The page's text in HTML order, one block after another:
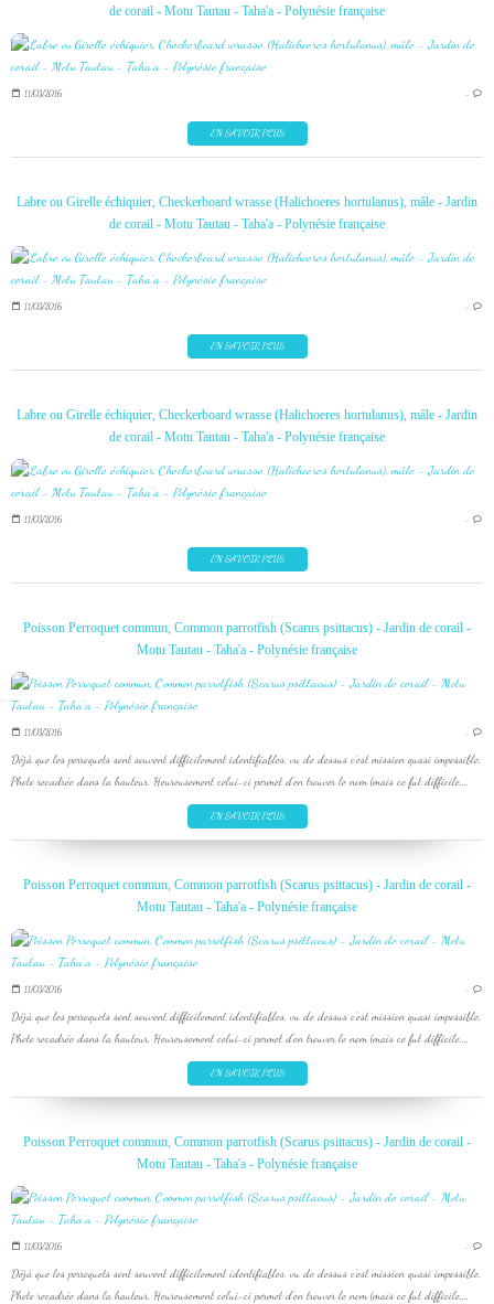
de corail - Motu Tautau - Taha'a - Polynésie française
11/03/2016 …
EN SAVOIR PLUS
Labre ou Girelle échiquier, Checkerboard wrasse (Halichoeres hortulanus), mâle - Jardin
de corail - Motu Tautau - Taha'a - Polynésie française
11/03/2016 …
EN SAVOIR PLUS
Labre ou Girelle échiquier, Checkerboard wrasse (Halichoeres hortulanus), mâle - Jardin
de corail - Motu Tautau - Taha'a - Polynésie française
11/03/2016 …
EN SAVOIR PLUS
Poisson Perroquet commun, Common parrotfish (Scarus psittacus) - Jardin de corail -
Motu Tautau - Taha'a - Polynésie française
11/03/2016 …
Déjà que les perroquets sont souvent difficilement identifiables, vu de dessus c'est mission quasi impossible.
Photo recadrée dans la hauteur. Heureusement celui-ci permet d'en trouver le nom (mais ce fut difficile,...
EN SAVOIR PLUS
Poisson Perroquet commun, Common parrotfish (Scarus psittacus) - Jardin de corail -
Motu Tautau - Taha'a - Polynésie française
11/03/2016 …
Déjà que les perroquets sont souvent difficilement identifiables, vu de dessus c'est mission quasi impossible.
Photo recadrée dans la hauteur. Heureusement celui-ci permet d'en trouver le nom (mais ce fut difficile,...
EN SAVOIR PLUS
Poisson Perroquet commun, Common parrotfish (Scarus psittacus) - Jardin de corail -
Motu Tautau - Taha'a - Polynésie française
11/03/2016 …
Déjà que les perroquets sont souvent difficilement identifiables, vu de dessus c'est mission quasi impossible.
Photo recadrée dans la hauteur. Heureusement celui-ci permet d'en trouver le nom (mais ce fut difficile,...